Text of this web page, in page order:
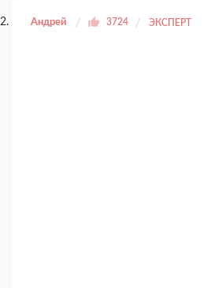
Андрей 3724 ЭКСПЕРТ